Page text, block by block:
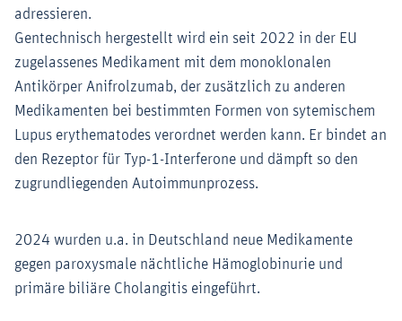
adressieren.
Gentechnisch hergestellt wird ein seit 2022 in der EU
zugelassenes Medikament mit dem monoklonalen
Antikörper Anifrolzumab, der zusätzlich zu anderen
Medikamenten bei bestimmten Formen von sytemischem
Lupus erythematodes verordnet werden kann. Er bindet an
den Rezeptor für Typ-1-Interferone und dämpft so den
zugrundliegenden Autoimmunprozess.
2024 wurden u.a. in Deutschland neue Medikamente
gegen paroxysmale nächtliche Hämoglobinurie und
primäre biliäre Cholangitis eingeführt.